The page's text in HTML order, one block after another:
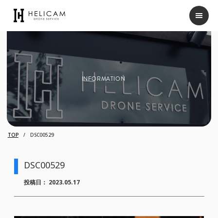
INFORMATION
TOP DSC00529
DSC00529
投稿日： 2023.05.17